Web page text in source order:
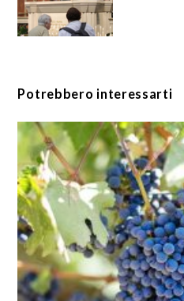
Potrebbero interessarti